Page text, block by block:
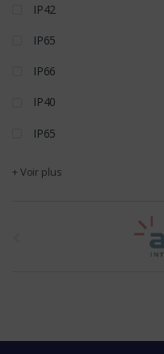
IP42
IP65
IP66
IP40
IP65
+ Voir plus
r